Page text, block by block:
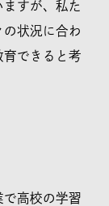
すが、私た
状況に合わ
できると考
高校の学習